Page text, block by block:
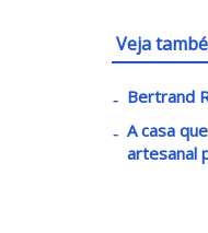
Veja
Bertrand
A casa
artesanal